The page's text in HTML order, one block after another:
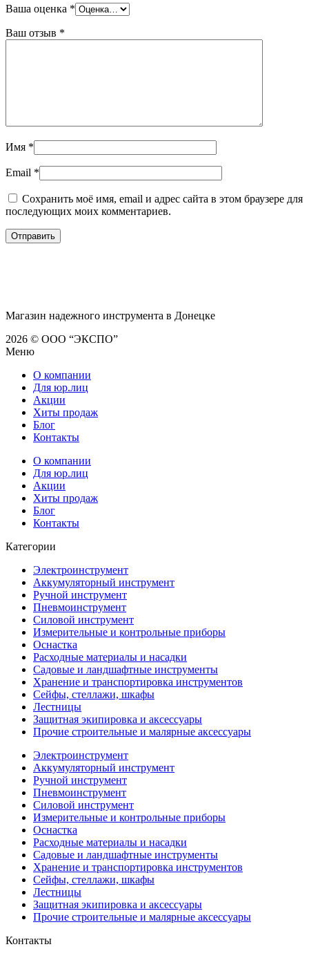
Ваша оценка *
Ваш отзыв *
Имя *
Email *
Сохранить моё имя, email и адрес сайта в этом браузере для
последующих моих комментариев.
Магазин надежного инструмента в Донецке
2026 © ООО “ЭКСПО”
Меню
О компании
Для юр.лиц
Акции
Хиты продаж
Блог
Контакты
О компании
Для юр.лиц
Акции
Хиты продаж
Блог
Контакты
Категории
Электроинструмент
Аккумуляторный инструмент
Ручной инструмент
Пневмоинструмент
Силовой инструмент
Измерительные и контрольные приборы
Оснастка
Расходные материалы и насадки
Садовые и ландшафтные инструменты
Хранение и транспортировка инструментов
Сейфы, стеллажи, шкафы
Лестницы
Защитная экипировка и аксессуары
Прочие строительные и малярные аксессуары
Электроинструмент
Аккумуляторный инструмент
Ручной инструмент
Пневмоинструмент
Силовой инструмент
Измерительные и контрольные приборы
Оснастка
Расходные материалы и насадки
Садовые и ландшафтные инструменты
Хранение и транспортировка инструментов
Сейфы, стеллажи, шкафы
Лестницы
Защитная экипировка и аксессуары
Прочие строительные и малярные аксессуары
Контакты